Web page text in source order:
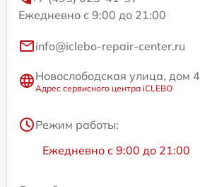
Ежедневно с 9:00 до 21:00
info@iclebo-repair-center.ru
Новослободская улица, дом 4
Адрес сервисного центра iCLEBO
Режим работы:
Ежедневно с 9:00 до 21:00